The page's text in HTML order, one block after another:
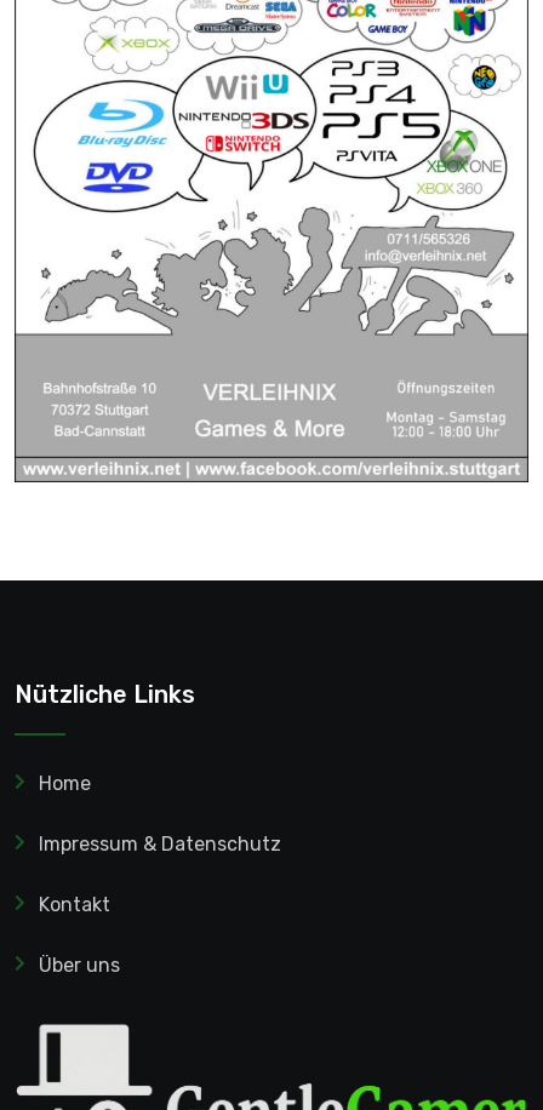
Nützliche Links
Home
Impressum & Datenschutz
Kontakt
Über uns